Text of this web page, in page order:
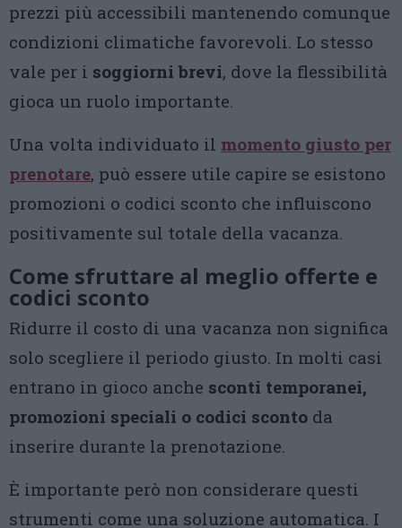
prezzi più accessibili mantenendo comunque
condizioni climatiche favorevoli. Lo stesso
vale per i soggiorni brevi, dove la flessibilità
gioca un ruolo importante.
Una volta individuato il momento giusto per
prenotare, può essere utile capire se esistono
promozioni o codici sconto che influiscono
positivamente sul totale della vacanza.
Come sfruttare al meglio offerte e
codici sconto
Ridurre il costo di una vacanza non significa
solo scegliere il periodo giusto. In molti casi
entrano in gioco anche sconti temporanei,
promozioni speciali o codici sconto da
inserire durante la prenotazione.
È importante però non considerare questi
strumenti come una soluzione automatica. I